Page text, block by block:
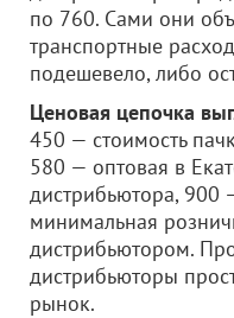
по 760. Сами они
транспортные
подешевело, либо
Ценовая цепочка
450 — стоимость
580 — оптовая в
дистрибьютора, 900
минимальная
дистрибьютором.
дистрибьюторы
рынок.